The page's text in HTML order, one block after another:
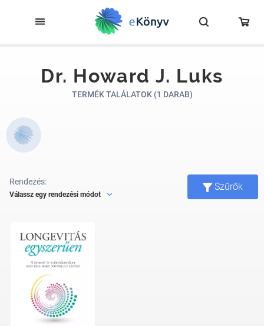
Dr. Howard J. Luks
TERMÉK TALÁLATOK (1 DARAB)
Rendezés:
Válassz egy rendezési módot
Szűrők